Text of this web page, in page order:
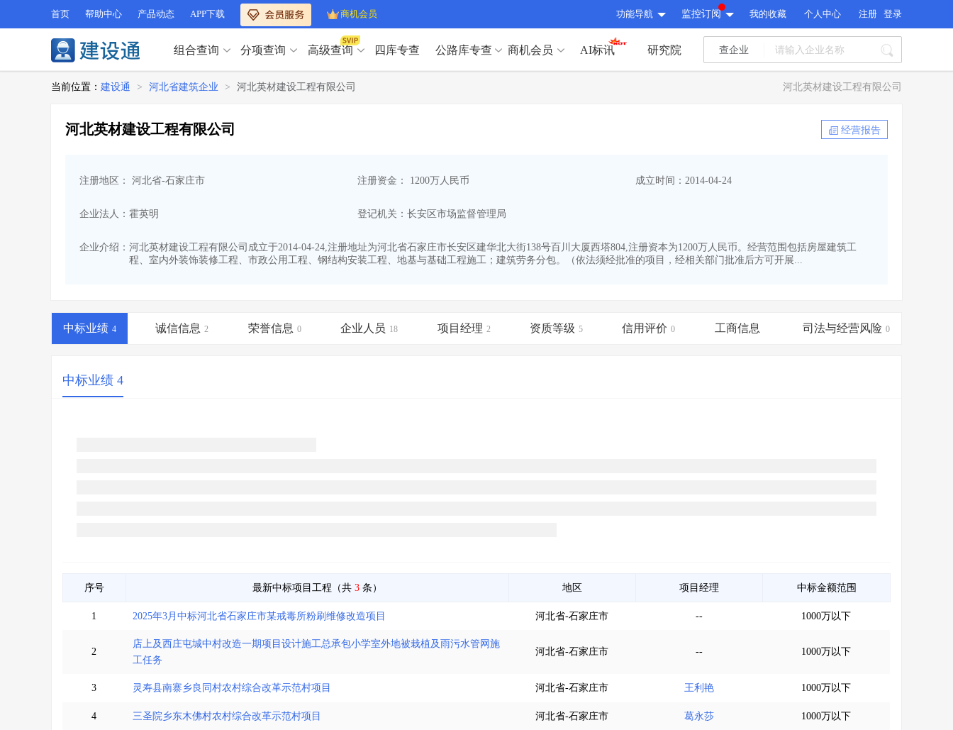
首页 帮助中心 产品动态 APP下载 商机会员 功能导航 监控订阅 我的收藏 个人中心 注册 登录
分项查询（VIP）
查资质
查人员>
查荣誉> 查诚信 >
招标信息> 组合查询
公路库专查>
宏观经济>
商机会员
土地交易
省市重点项目 >
研究报告>
其他服务
组合查询 分项查询 高级查询 四库专查 公路库专查 商机会员 AI标讯 研究院 查企业
查荣誉> 查诚信
招标信息>
省库业绩查询
水利库专查>
组合查询-广州>
下浮率>
宏观经济 > 建企舆情
政策规划> 招投标规则>
业主专查 项目商机
API接口> 市场经营AI云平台>
会员服务 > 数据导出服务 >
当前位置： 建设通 > 河北省建筑企业 > 河北英材建设工程有限公司 河北英材建设工程有限公司
河北英材建设工程有限公司 经营报告
注册地区： 河北省-石家庄市 注册资金： 1200万人民币 成立时间：2014-04-24
企业法人：霍英明 登记机关：长安区市场监督管理局
企业介绍： 河北英材建设工程有限公司成立于2014-04-24,注册地址为河北省石家庄市长安区建华北大街138号百川大厦西塔804,注册资本为1200万人民币。经营范围包括房屋建筑工
程、室内外装饰装修工程、市政公用工程、钢结构安装工程、地基与基础工程施工；建筑劳务分包。（依法须经批准的项目，经相关部门批准后方可开展...
中标业绩 4 诚信信息 2 荣誉信息 0 企业人员 18 项目经理 2 资质等级 5 信用评价 0 工商信息 司法与经营风险 0
中标业绩 4
序号 最新中标项目工程（共 3 条） 地区 项目经理 中标金额范围
1 2025年3月中标河北省石家庄市某戒毒所粉刷维修改造项目 河北省-石家庄市 -- 1000万以下
2
店上及西庄屯城中村改造一期项目设计施工总承包小学室外地被栽植及雨污水管网施
工任务
河北省-石家庄市 -- 1000万以下
3 灵寿县南寨乡良同村农村综合改革示范村项目 河北省-石家庄市 王利艳 1000万以下
4 三圣院乡东木佛村农村综合改革示范村项目 河北省-石家庄市 葛永莎 1000万以下